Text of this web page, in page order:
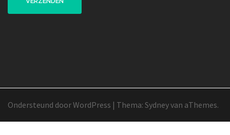
Ondersteund door WordPress | Thema: Sydneyvan aThemes.